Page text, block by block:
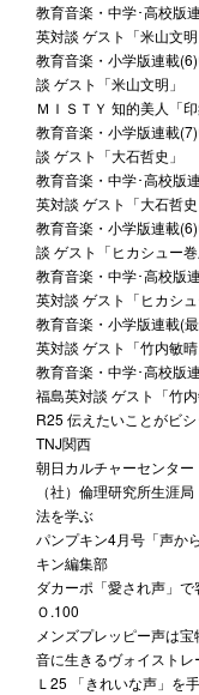
教育音楽・中学･高校版
英対談 ゲスト「米山文明
教育音楽・小学版連載
談 ゲスト「米山文明」
ＭＩＳＴＹ 知的美人「
教育音楽・小学版連載
談 ゲスト「大石哲史」
教育音楽・中学･高校版
英対談 ゲスト「大石哲史
教育音楽・小学版連載
談 ゲスト「ヒカシュー巻
教育音楽・中学･高校版
英対談 ゲスト「ヒカシュ
教育音楽・小学版連載(
英対談 ゲスト「竹内敏晴
教育音楽・中学･高校版
福島英対談 ゲスト「竹内
R25 伝えたいことがビ
TNJ関西
朝日カルチャーセンター
（社）倫理研究所生涯
法を学ぶ
パンプキン4月号「声か
キン編集部
ダカーポ「愛され声」
Ｏ.100
メンズプレッピー声は
音に生きるヴォイストレ
Ｌ25 「きれいな声」を